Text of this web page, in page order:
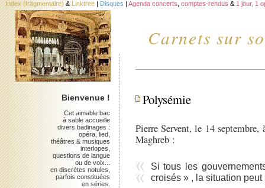
Carnets sur
Index (fragmentaire) & Linktree | Disques | Agenda concerts comptes-rendus & 1 jour, 1
Polysémie
Pierre Servent, le 14
Maghreb :
Si tous les
croisés » , la situation peut
Bienvenue !
Cet aimable bac
à sable accueille
divers badinages :
opéra, lied,
théâtres & musiques
interlopes,
questions de langue
ou de voix...
en discrètes notules,
parfois constituées
en séries.